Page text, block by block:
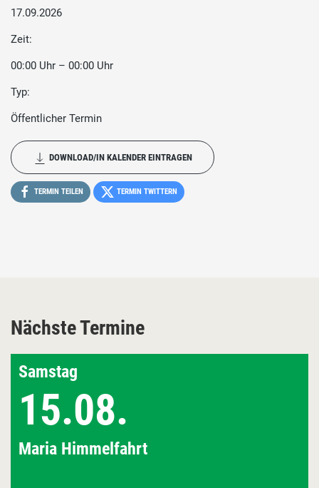
17.09.2026
Zeit:
00:00 Uhr – 00:00 Uhr
Typ:
Öffentlicher Termin
DOWNLOAD/IN KALENDER EINTRAGEN
TERMIN TEILEN TERMIN TWITTERN
Nächste Termine
Samstag
15.08.
Maria Himmelfahrt